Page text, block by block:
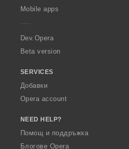
p
a
Mobile apps
Dev.Opera
Beta version
SERVICES
Добавки
Opera account
NEED HELP?
Помощ и поддръжка
Блогове Opera